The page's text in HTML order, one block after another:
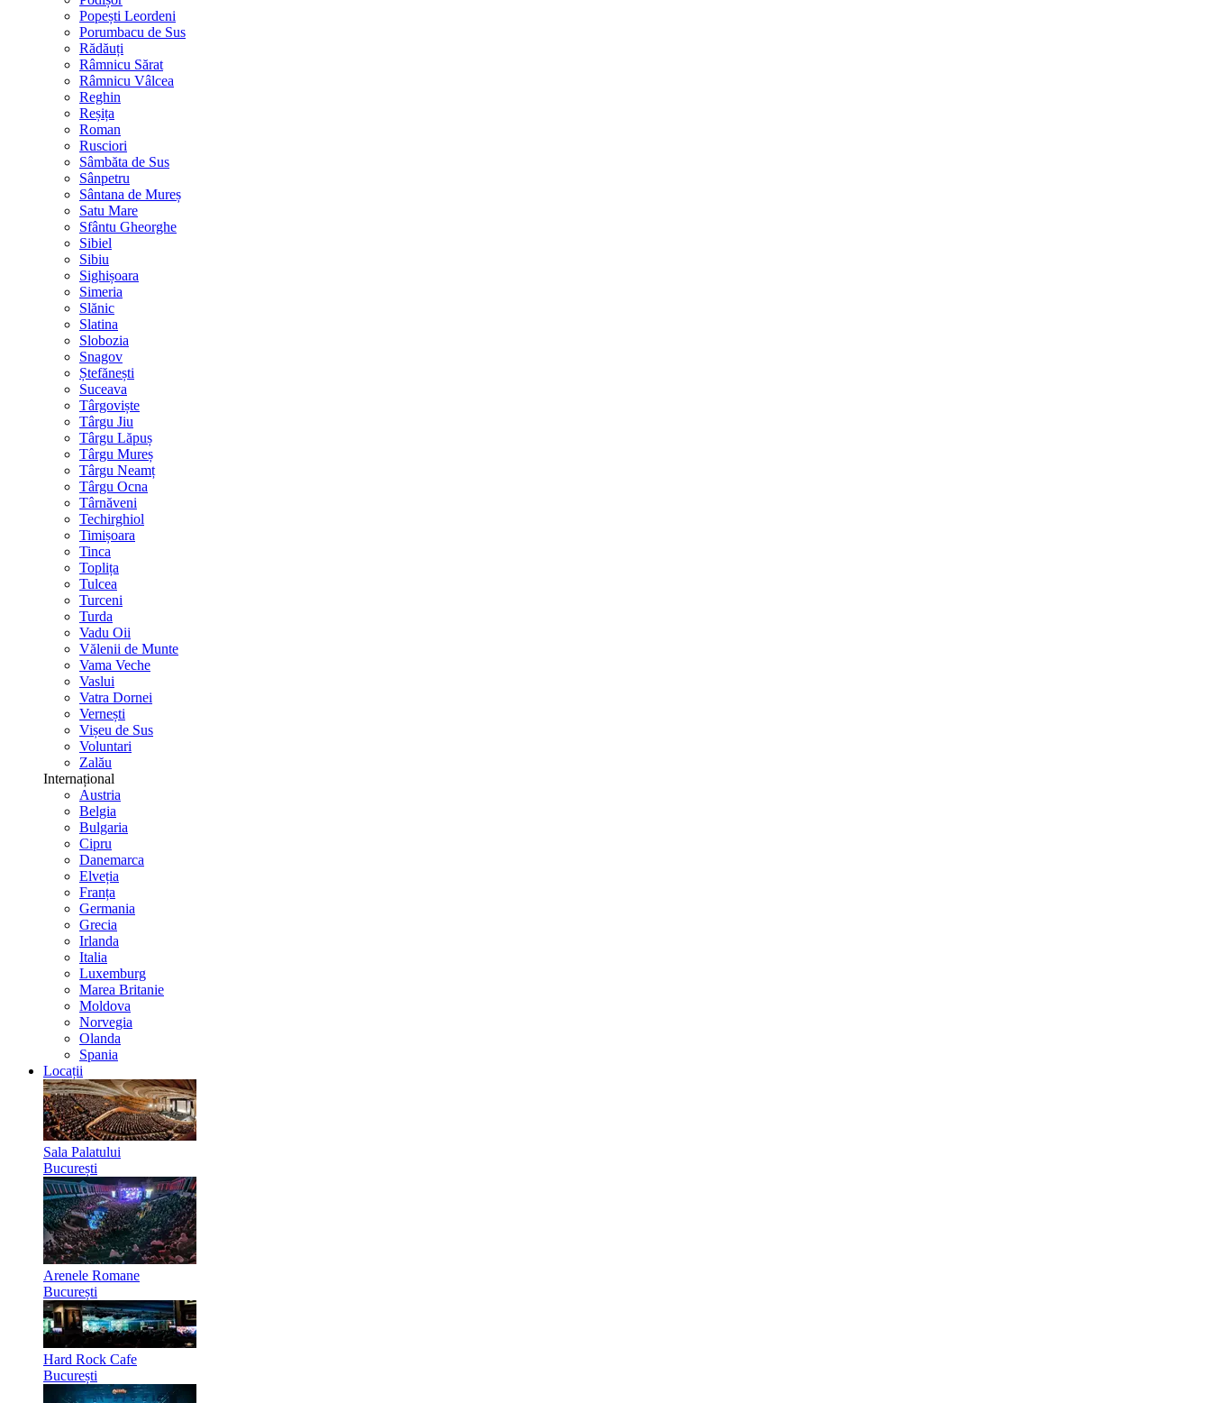
Popești Leordeni
Porumbacu de Sus
Rădăuți
Râmnicu Sărat
Râmnicu Vâlcea
Reghin
Reșița
Roman
Rusciori
Sâmbăta de Sus
Sânpetru
Sântana de Mureș
Satu Mare
Sfântu Gheorghe
Sibiel
Sibiu
Sighișoara
Simeria
Slănic
Slatina
Slobozia
Snagov
Ștefănești
Suceava
Târgoviște
Târgu Jiu
Târgu Lăpuș
Târgu Mureș
Târgu Neamț
Târgu Ocna
Târnăveni
Techirghiol
Timișoara
Tinca
Toplița
Tulcea
Turceni
Turda
Vadu Oii
Vălenii de Munte
Vama Veche
Vaslui
Vatra Dornei
Vernești
Vișeu de Sus
Voluntari
Zalău
Internațional
Austria
Belgia
Bulgaria
Cipru
Danemarca
Elveția
Franța
Germania
Grecia
Irlanda
Italia
Luxemburg
Marea Britanie
Moldova
Norvegia
Olanda
Spania
Locații
Sala Palatului
București
Arenele Romane
București
Hard Rock Cafe
București